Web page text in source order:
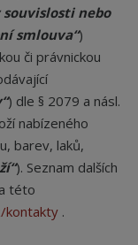
souvislosti nebo
smlouva“)
či právnickou
“) dle § 2079 a násl.
nabízeného
barev, laků,
). Seznam dalších
této
kontakty .